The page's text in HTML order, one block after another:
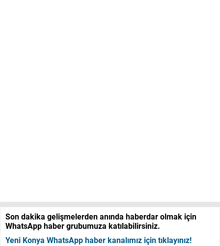
Son dakika gelişmelerden anında haberdar olmak için
WhatsApp haber grubumuza katılabilirsiniz.
Yeni Konya WhatsApp haber kanalımız için tıklayınız!